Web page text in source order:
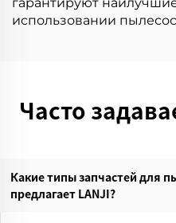
использовании
Часто
Какие типы запчастей для
предлагает LANJI?‌